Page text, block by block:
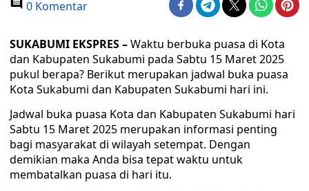
0 Komentar
SUKABUMI EKSPRES –Waktu berbuka puasa di Kota
dan Kabupaten Sukabumi pada Sabtu 15 Maret 2025
pukul berapa? Berikut merupakan jadwal buka puasa
Kota Sukabumi dan Kabupaten Sukabumi hari ini.
Jadwal buka puasa Kota dan Kabupaten Sukabumi hari
Sabtu 15 Maret 2025 merupakan informasi penting
bagi masyarakat di wilayah setempat. Dengan
demikian maka Anda bisa tepat waktu untuk
membatalkan puasa di hari itu.